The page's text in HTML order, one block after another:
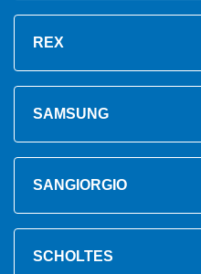
REX
SAMSUNG
SANGIORGIO
SCHOLTES